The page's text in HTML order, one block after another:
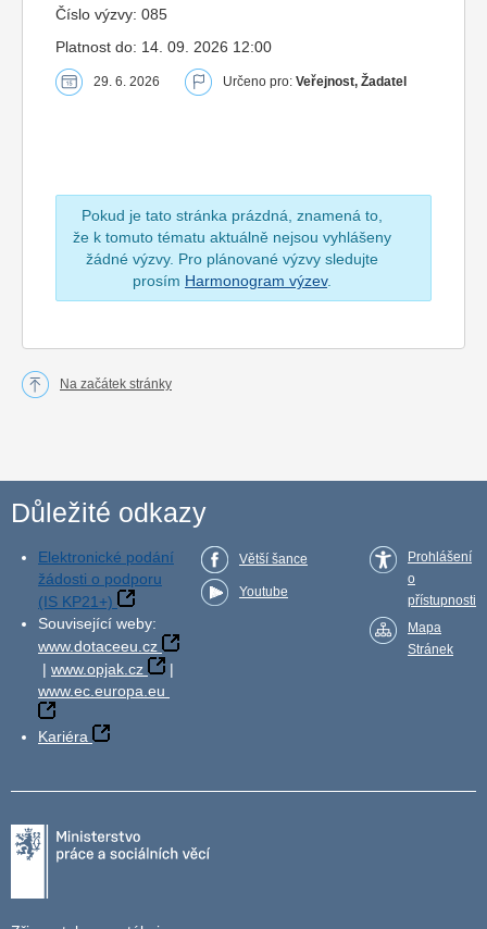
Číslo výzvy: 085
Platnost do: 14. 09. 2026 12:00
29. 6. 2026 Určeno pro: Veřejnost, Žadatel
Pokud je tato stránka prázdná, znamená to,
že k tomuto tématu aktuálně nejsou vyhlášeny
žádné výzvy. Pro plánované výzvy sledujte
prosím Harmonogram výzev.
Na začátek stránky
Důležité odkazy
Elektronické podání
žádosti o podporu
(IS KP21+)
Související weby:
www.dotaceeu.cz
| www.opjak.cz
|
www.ec.europa.eu
Kariéra
Větší šance
Youtube
Prohlášení
o
přístupnosti
Mapa
Stránek